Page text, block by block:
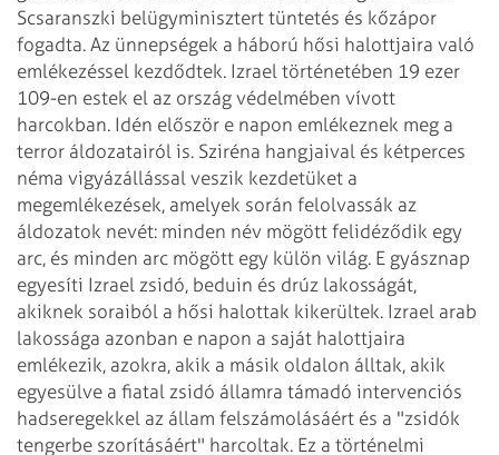
Scsaranszki belügyminisztert tüntetés és kőzápor
fogadta. Az ünnepségek a háború hősi halottjaira való
emlékezéssel kezdődtek. Izrael történetében 19 ezer
109-en estek el az ország védelmében vívott
harcokban. Idén először e napon emlékeznek meg a
terror áldozatairól is. Sziréna hangjaival és kétperces
néma vigyázállással veszik kezdetüket a
megemlékezések, amelyek során felolvassák az
áldozatok nevét: minden név mögött felidéződik egy
arc, és minden arc mögött egy külön világ. E gyásznap
egyesíti Izrael zsidó, beduin és drúz lakosságát,
akiknek soraiból a hősi halottak kikerültek. Izrael arab
lakossága azonban e napon a saját halottjaira
emlékezik, azokra, akik a másik oldalon álltak, akik
egyesülve a fiatal zsidó államra támadó intervenciós
hadseregekkel az állam felszámolásáért és a "zsidók
tengerbe szorításáért" harcoltak. Ez a történelmi